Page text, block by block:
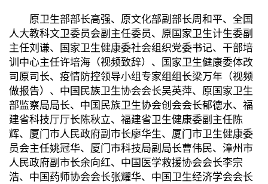
原卫生部部长高强、原文化部副部长周和平、全国
人大教科文卫委员会副主任委员、原国家卫生计生委副
主任刘谦、国家卫生健康委社会组织党委书记、干部培
训中心主任许培海（视频致辞）、国家卫生健康委体改
司原司长、疫情防控领导小组专家组组长梁万年（视频
做报告）、中国民族卫生协会会长吴英萍、原国家卫生
部监察局局长、中国民族卫生协会创会会长郁德水、福
建省科技厅厅长陈秋立、福建省卫生健康委副主任陈
辉、厦门市人民政府副市长廖华生、厦门市卫生健康委
员会主任姚冠华、厦门市科技局副局长曹伟民、漳州市
人民政府副市长余向红、中国医学救援协会会长李宗
浩、中国药师协会会长张耀华、中国卫生经济学会会长